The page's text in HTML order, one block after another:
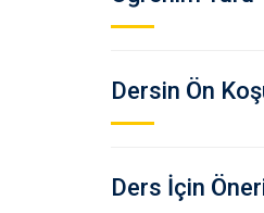
Dersin Ön
Ders İçin